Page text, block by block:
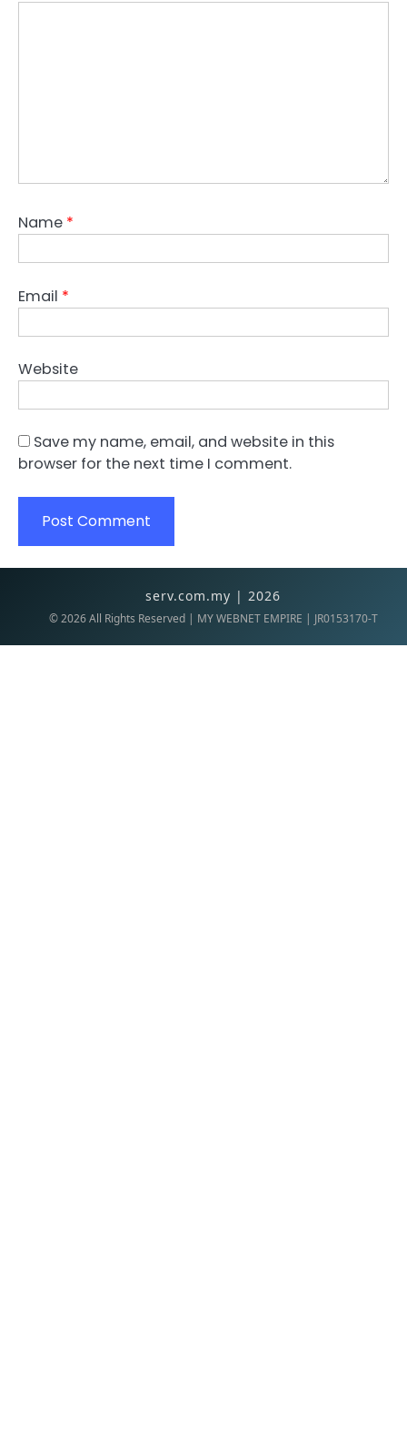
Name *
Email *
Website
Save my name, email, and website in this
browser for the next time I comment.
serv.com.my | 2026
©2026All Rights Reserved | MY WEBNET EMPIRE | JR0153170-T